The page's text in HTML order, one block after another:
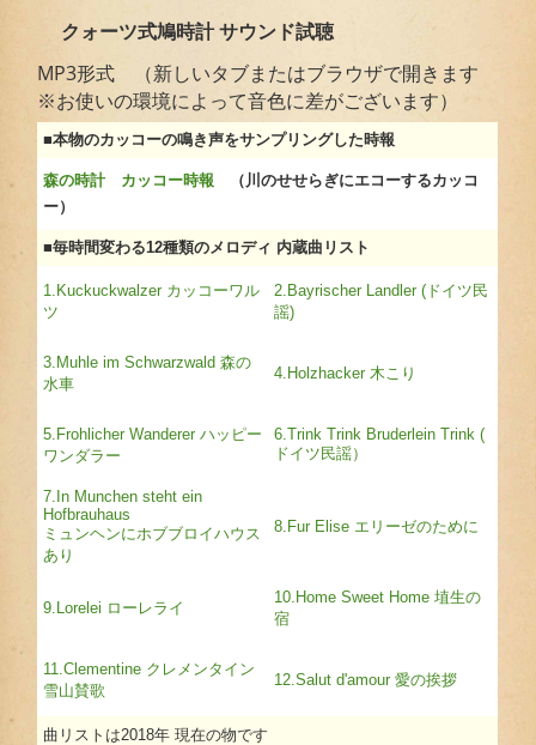
クォーツ式鳩時計 サウンド試聴
MP3形式 （新しいタブまたはブラウザで開きます
※お使いの環境によって音色に差がございます）
■本物のカッコーの鳴き声をサンプリングした時報
森の時計 カッコー時報 （川のせせらぎにエコーするカッコ
ー）
■毎時間変わる12種類のメロディ 内蔵曲リスト
1.Kuckuckwalzer カッコーワル
ツ
2.Bayrischer Landler (ドイツ民
謡)
3.Muhle im Schwarzwald 森の
水車
4.Holzhacker 木こり
5.Frohlicher Wanderer ハッピー
ワンダラー
6.Trink Trink Bruderlein Trink (
ドイツ民謡）
7.In Munchen steht ein
Hofbrauhaus
ミュンヘンにホブブロイハウス
あり
8.Fur Elise エリーゼのために
9.Lorelei ローレライ
10.Home Sweet Home 埴生の
宿
11.Clementine クレメンタイン
雪山賛歌
12.Salut d'amour 愛の挨拶
曲リストは2018年 現在の物です